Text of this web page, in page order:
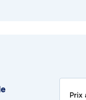
Prix